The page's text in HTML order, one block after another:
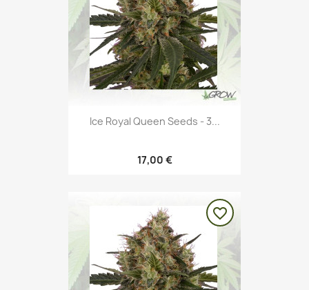
Ice Royal Queen Seeds - 3...
17,00 €
favorite_border